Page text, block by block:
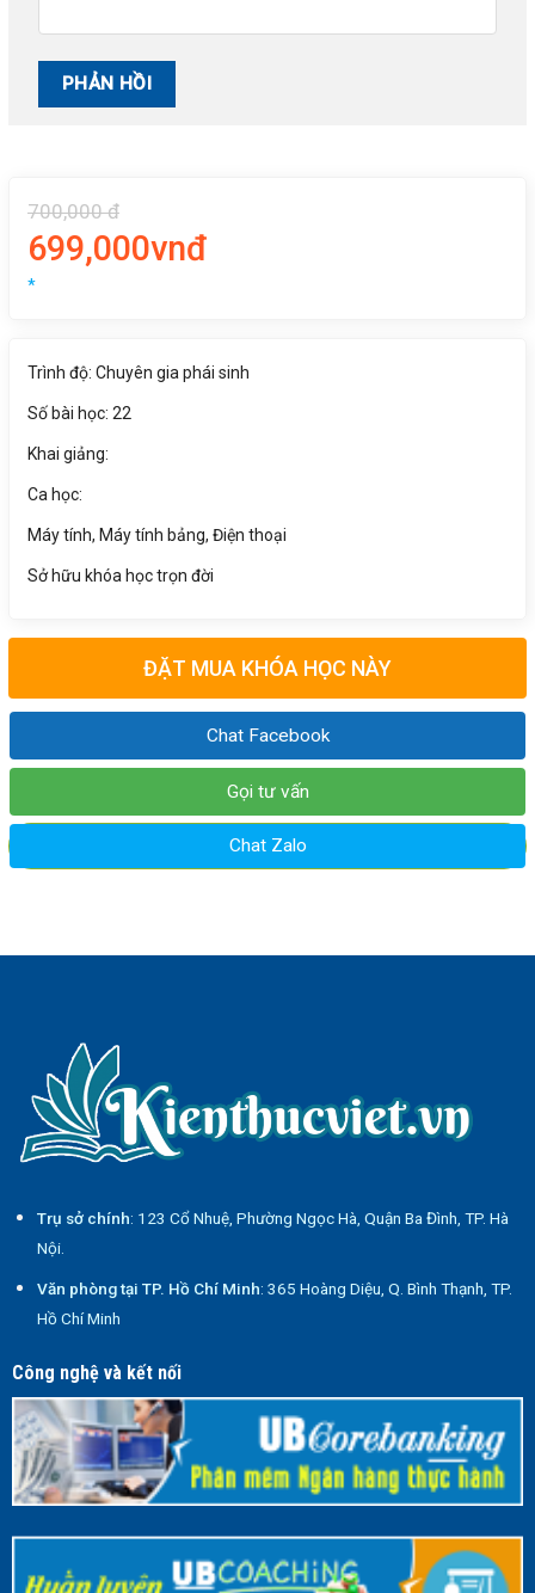
700,000 đ
699,000vnđ
*
Trình độ: Chuyên gia phái sinh
Số bài học: 22
Khai giảng:
Ca học:
Máy tính, Máy tính bảng, Điện thoại
Sở hữu khóa học trọn đời
ĐẶT MUA KHÓA HỌC NÀY
Chat Facebook
Gọi tư vấn
Chat Zalo
Trụ sở chính: 123 Cổ Nhuệ, Phường Ngọc Hà, Quận Ba Đình, TP. Hà
Nội.
Văn phòng tại TP. Hồ Chí Minh: 365 Hoàng Diệu, Q. Bình Thạnh, TP.
Hồ Chí Minh
Công nghệ và kết nối